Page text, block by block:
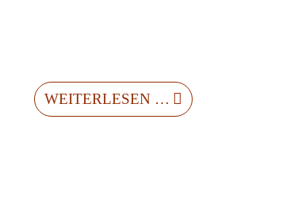
WEITERLESEN …